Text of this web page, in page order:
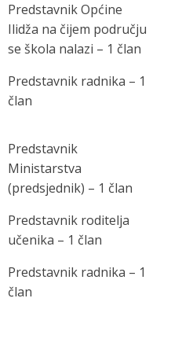
Predstavnik Općine
Ilidža na čijem području
se škola nalazi – 1 član
Predstavnik radnika – 1
član
Predstavnik
Ministarstva
(predsjednik) – 1 član
Predstavnik roditelja
učenika – 1 član
Predstavnik radnika – 1
član